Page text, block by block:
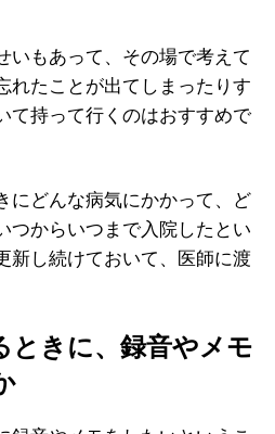
もあって、その場で考えて
れたことが出てしまったりす
て持って行くのはおすすめで
どんな病気にかかって、ど
つからいつまで入院したとい
新し続けておいて、医師に渡
ときに、録音やメモ